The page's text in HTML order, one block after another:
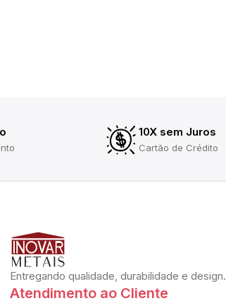
10X sem Juros
Cartão de Crédito
Entregando qualidade, durabilidade e design.
Atendimento ao Cliente